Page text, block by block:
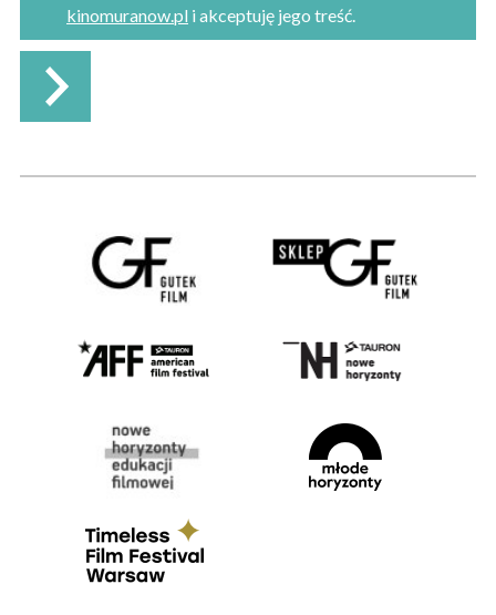
kinomuranow.pl i akceptuję jego treść.